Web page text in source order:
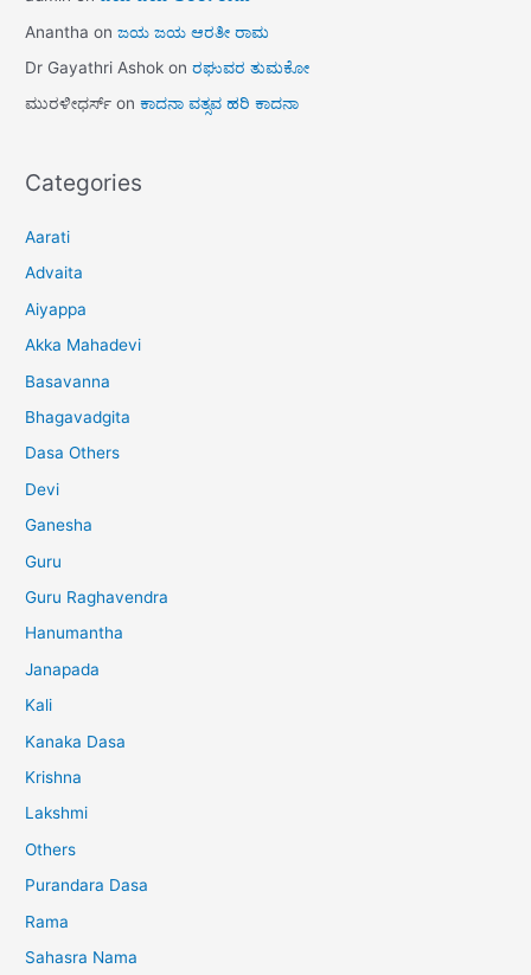
Anantha onಜಯ ಜಯ ಆರತೀ ರಾಮ
Dr Gayathri Ashok onರಘುವರ ತುಮಕೋ
ಮುರಳೀಧರ್ಸ್ onಕಾದನಾ ವತ್ಸವ ಹರಿ ಕಾದನಾ
Categories
Aarati
Advaita
Aiyappa
Akka Mahadevi
Basavanna
Bhagavadgita
Dasa Others
Devi
Ganesha
Guru
Guru Raghavendra
Hanumantha
Janapada
Kali
Kanaka Dasa
Krishna
Lakshmi
Others
Purandara Dasa
Rama
Sahasra Nama